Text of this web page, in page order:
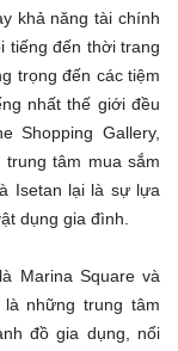
khả năng tài chính
tiếng đến thời trang
trọng đến các tiệm
nhất thế giới đều
Shopping Gallery,
trung tâm mua sắm
Isetan lại là sự lựa
dụng gia đình.
Marina Square và
những trung tâm
đồ gia dụng, nổi